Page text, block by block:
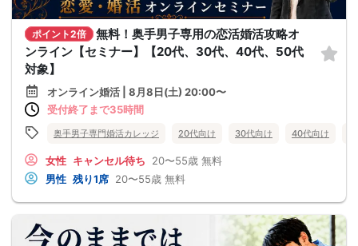
ポイント2倍
無料！奥手男子専用の恋活婚活攻略オ
ンライン【セミナー】【20代、30代、40代、50代
対象】
オンライン婚活 | 8月8日(土) 20:00〜
受付終了まで35時間
奥手男子専門婚活カレッジ 20代向け 30代向け 40代向け
女性 キャンセル待ち 20〜55歳 無料
男性 残り1席 20〜55歳 無料